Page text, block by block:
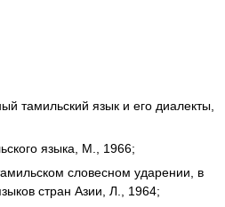
тамильский язык и его диалекты,
языка, М., 1966;
словесном ударении, в
стран Азии, Л., 1964;